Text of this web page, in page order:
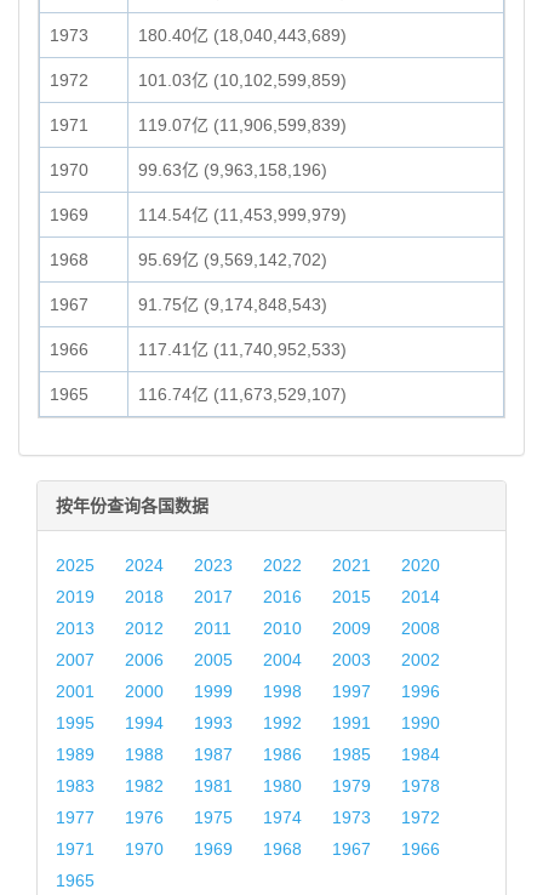
1973 180.40亿 (18,040,443,689)
1972 101.03亿 (10,102,599,859)
1971 119.07亿 (11,906,599,839)
1970 99.63亿 (9,963,158,196)
1969 114.54亿 (11,453,999,979)
1968 95.69亿 (9,569,142,702)
1967 91.75亿 (9,174,848,543)
1966 117.41亿 (11,740,952,533)
1965 116.74亿 (11,673,529,107)
按年份查询各国数据
2025 2024 2023 2022 2021
2020
2019
2018 2017 2016 2015
2014
2013
2012 2011 2010 2009
2008
2007
2006 2005 2004 2003
2002
2001
2000 1999 1998 1997
1996
1995
1994 1993 1992 1991
1990
1989
1988 1987 1986 1985
1984
1983
1982 1981 1980 1979
1978
1977
1976 1975 1974 1973
1972
1971
1970 1969 1968 1967
1966
1965